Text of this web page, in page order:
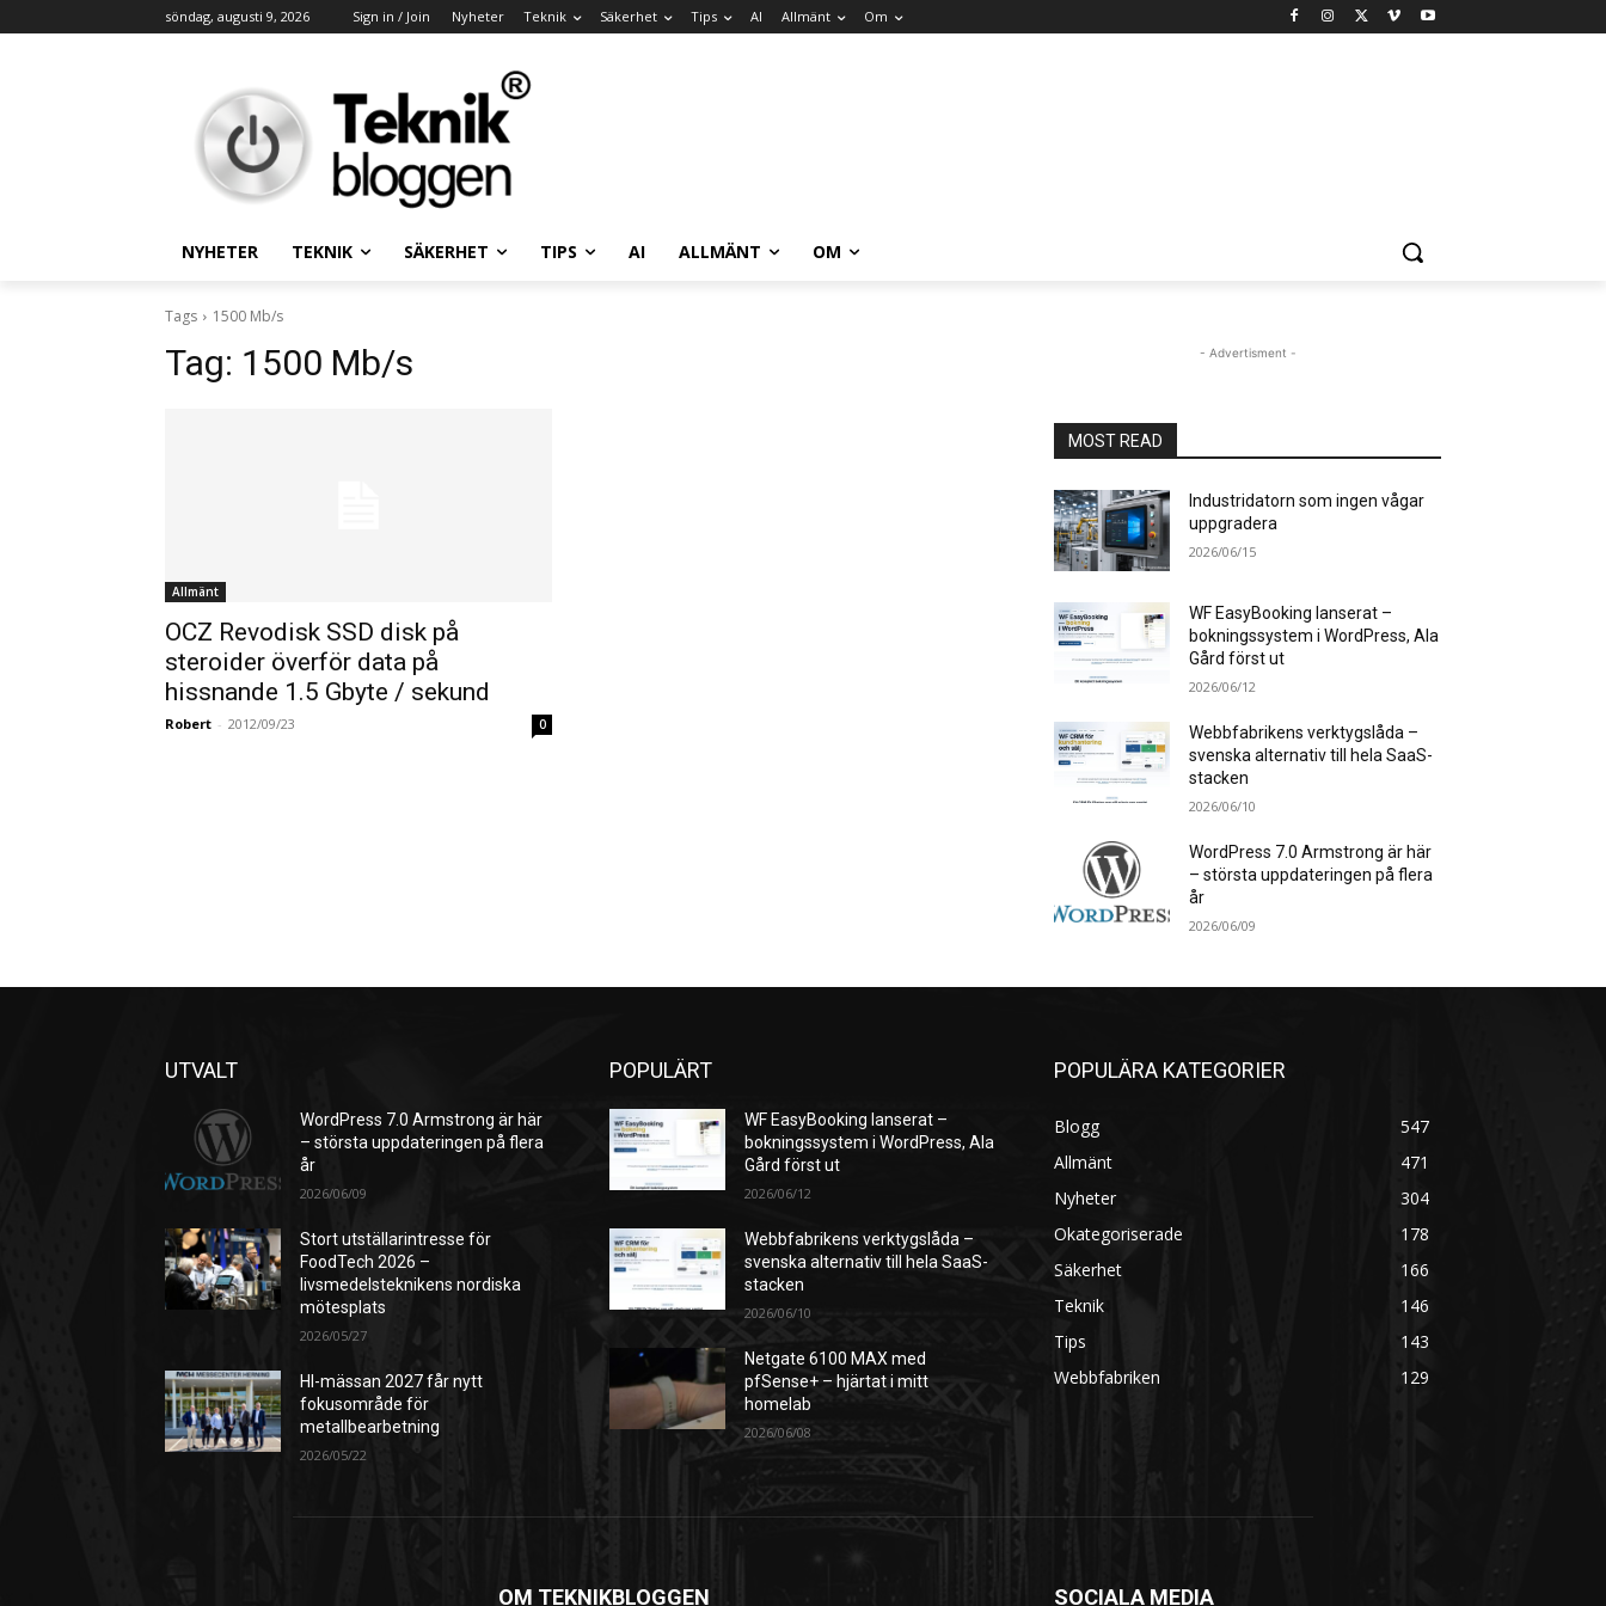
söndag, augusti 9, 2026 Sign in / Join Nyheter Teknik Säkerhet Tips AI Allmänt Om
NYHETER TEKNIK SÄKERHET TIPS AI ALLMÄNT OM
Tags 1500 Mb/s
Tag: 1500 Mb/s
Allmänt
OCZ Revodisk SSD disk på
steroider överför data på
hissnande 1.5 Gbyte / sekund
Robert - 2012/09/23 0
- Advertisment -
MOST READ
Industridatorn som ingen vågar
uppgradera
2026/06/15
WF EasyBooking lanserat –
bokningssystem i WordPress, Ala
Gård först ut
2026/06/12
Webbfabrikens verktygslåda –
svenska alternativ till hela SaaS-
stacken
2026/06/10
WordPress 7.0 Armstrong är här
– största uppdateringen på flera
år
2026/06/09
UTVALT
WordPress 7.0 Armstrong är här
– största uppdateringen på flera
år
2026/06/09
Stort utställarintresse för
FoodTech 2026 –
livsmedelsteknikens nordiska
mötesplats
2026/05/27
HI-mässan 2027 får nytt
fokusområde för
metallbearbetning
2026/05/22
POPULÄRT
WF EasyBooking lanserat –
bokningssystem i WordPress, Ala
Gård först ut
2026/06/12
Webbfabrikens verktygslåda –
svenska alternativ till hela SaaS-
stacken
2026/06/10
Netgate 6100 MAX med
pfSense+ – hjärtat i mitt
homelab
2026/06/08
POPULÄRA KATEGORIER
Blogg
547
Allmänt
471
Nyheter
304
Okategoriserade
178
Säkerhet
166
Teknik
146
Tips
143
Webbfabriken
129
OM TEKNIKBLOGGEN SOCIALA MEDIA